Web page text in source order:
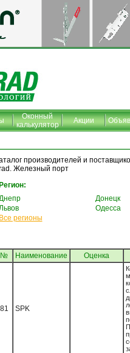
Оконный
калькулятор
Акции
производителей и
Железный порт
Регион:
Донецк
Одесса
Все регионы
№ Наименование Oценка
81 SPK